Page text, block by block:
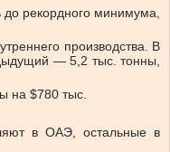
рекордного минимума,
производства. В
— 5,2 тыс. тонны,
на $780 тыс.
в ОАЭ, остальные в